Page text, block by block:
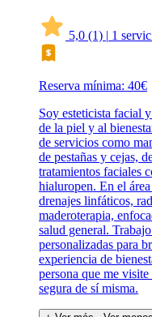
5,0 (1) | 1
Reserva mínima: 40€
Soy esteticista facial
de la piel y al
de servicios como
de pestañas y cejas,
tratamientos faciales
hialuropen. En el
drenajes linfáticos,
maderoterapia,
salud general.
personalizadas para
experiencia de
persona que me
segura de sí misma.